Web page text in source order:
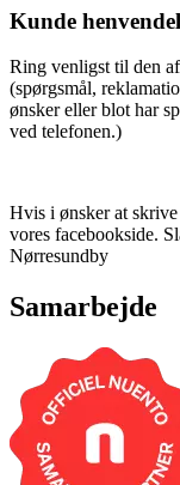
Kunde
Ring venligst til den
(spørgsmål,
ønsker eller blot har
ved telefonen.)
Hvis i ønsker at
vores facebookside.
Nørresundby
Samarbejde